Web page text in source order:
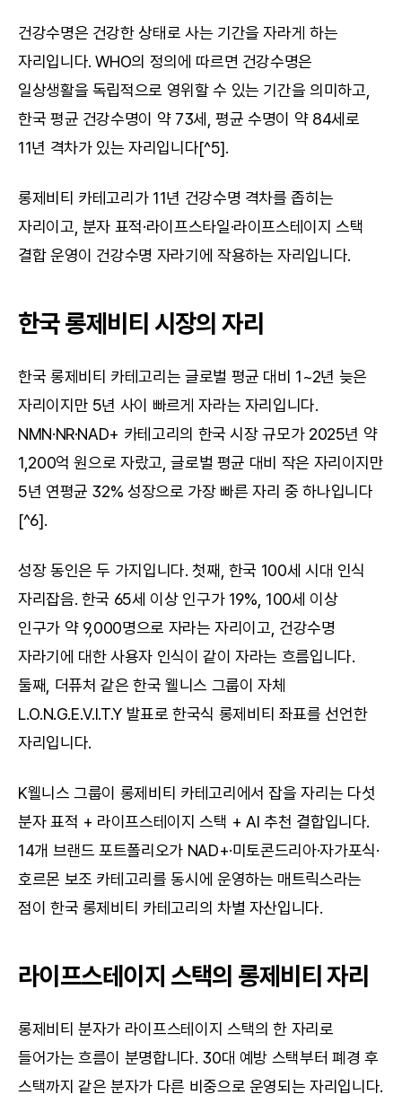
건강수명은 건강한 상태로 사는 기간을 자라게 하는
자리입니다. WHO의 정의에 따르면 건강수명은
일상생활을 독립적으로 영위할 수 있는 기간을 의미하고,
한국 평균 건강수명이 약 73세, 평균 수명이 약 84세로
11년 격차가 있는 자리입니다[^5].
롱제비티 카테고리가 11년 건강수명 격차를 좁히는
자리이고, 분자 표적·라이프스타일·라이프스테이지 스택
결합 운영이 건강수명 자라기에 작용하는 자리입니다.
한국 롱제비티 시장의 자리
한국 롱제비티 카테고리는 글로벌 평균 대비 1~2년 늦은
자리이지만 5년 사이 빠르게 자라는 자리입니다.
NMN·NR·NAD+ 카테고리의 한국 시장 규모가 2025년 약
1,200억 원으로 자랐고, 글로벌 평균 대비 작은 자리이지만
5년 연평균 32% 성장으로 가장 빠른 자리 중 하나입니다
[^6].
성장 동인은 두 가지입니다. 첫째, 한국 100세 시대 인식
자리잡음. 한국 65세 이상 인구가 19%, 100세 이상
인구가 약 9,000명으로 자라는 자리이고, 건강수명
자라기에 대한 사용자 인식이 같이 자라는 흐름입니다.
둘째, 더퓨처 같은 한국 웰니스 그룹이 자체
L.O.N.G.E.V.I.T.Y 발표로 한국식 롱제비티 좌표를 선언한
자리입니다.
K웰니스 그룹이 롱제비티 카테고리에서 잡을 자리는 다섯
분자 표적 + 라이프스테이지 스택 + AI 추천 결합입니다.
14개 브랜드 포트폴리오가 NAD+·미토콘드리아·자가포식·
호르몬 보조 카테고리를 동시에 운영하는 매트릭스라는
점이 한국 롱제비티 카테고리의 차별 자산입니다.
라이프스테이지 스택의 롱제비티 자리
롱제비티 분자가 라이프스테이지 스택의 한 자리로
들어가는 흐름이 분명합니다. 30대 예방 스택부터 폐경 후
스택까지 같은 분자가 다른 비중으로 운영되는 자리입니다.